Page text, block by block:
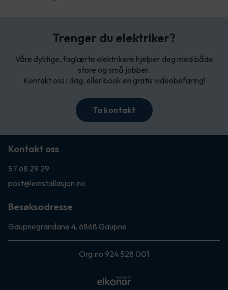
Trenger du elektriker?
Våre dyktige, faglærte elektrikere hjelper deg med både
store og små jobber.
Kontakt oss i dag, eller book en gratis videobefaring!
Ta kontakt
Kontakt oss
57 68 29 29
post@leinstallasjon.no
Besøksadresse
Gaupnegrandane 4, 6868 Gaupne
Org.no 924 528 001